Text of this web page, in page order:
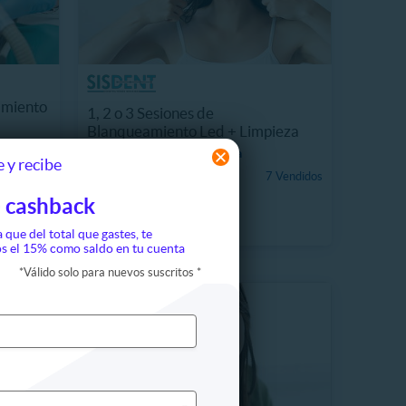
y recibe
cashback
que del total que gastes, te
el 15% como saldo en tu cuenta
*Válido solo para nuevos suscritos *
Vendidos
1, 2 o 3 Sesiones de
Blanqueamiento Led + Limpieza
19587.5 km, Providencia
7 Vendidos